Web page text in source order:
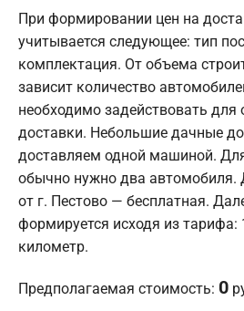
При формировании цен на
учитывается следующее: тип
комплектация. От объема
зависит количество
необходимо задействовать для
доставки. Небольшие дачные
доставляем одной машиной.
обычно нужно два автомобиля.
от г. Пестово — бесплатная.
формируется исходя из тарифа:
километр.
Предполагаемая стоимость: 0